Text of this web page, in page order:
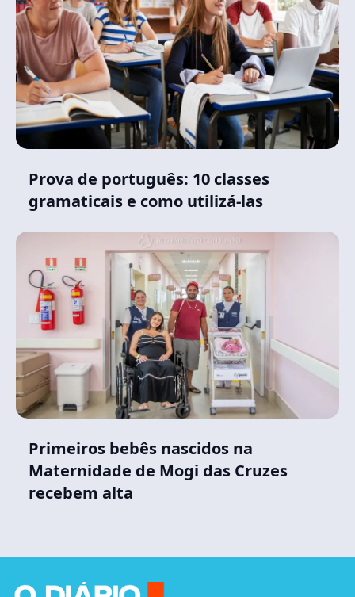
Prova de português: 10 classes
gramaticais e como utilizá-las
Primeiros bebês nascidos na
Maternidade de Mogi das Cruzes
recebem alta